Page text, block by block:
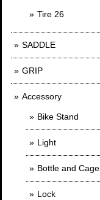
Tire 26
SADDLE
GRIP
Accessory
Bike Stand
Light
Bottle and Cage
Lock